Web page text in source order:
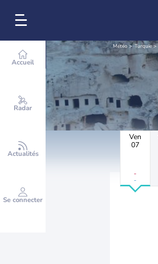
Accueil
Radar
Actualités
Se connecter
Météo Turquie
Ven
07
-
-